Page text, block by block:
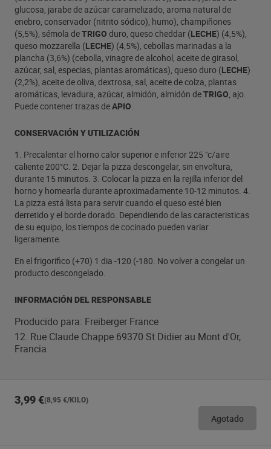
glucosa, jarabe de azúcar caramelizado, aroma natural de
enebro, conservador (nitrito sódico), humo), champiñones
(5,5%), sémola deTRIGO duro, queso cheddar (LECHE) (4,5%),
queso mozzarella (LECHE) (4,5%), cebollas marinadas a la
plancha (3,6%) (cebolla, vinagre de alcohol, aceite de girasol,
azúcar, sal, especias, plantas aromáticas), queso duro (LECHE)
(2,2%), aceite de oliva, dextrosa, sal, aceite de colza, plantas
aromáticas, levadura, azúcar, almidón, almidón deTRIGO, ajo.
Puede contener trazas deAPIO.
CONSERVACIÓN Y UTILIZACIÓN
1. Precalentar el horno calor superior e inferior 225 "c/aire
caliente 200°C. 2. Dejar la pizza descongelar, sin envoltura,
durante 15 minutos. 3. Colocar la pizza en la rejilla inferior del
horno y homearla durante aproximadamente 10-12 minutos. 4.
La pizza está lista para servir cuando el queso esté bien
derretido y el borde dorado. Dependiendo de las caracteristicas
de su equipo, los tiempos de cocinado pueden variar
ligeramente.
En el frigorifico (+70) 1 dia -120 (-180. No volver a congelar un
producto descongelado.
INFORMACIÓN DEL RESPONSABLE
Producido para: Freiberger France
12. Rue Claude Chappe 69370 St Didier au Mont d'Or,
Francia
3,99 €(8,95 €/KILO)
Agotado